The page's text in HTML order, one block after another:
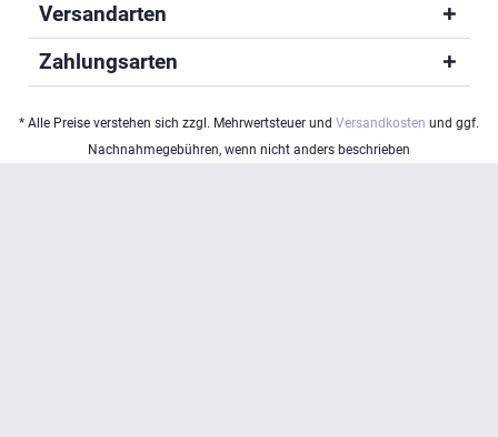
Versandarten
Zahlungsarten
* Alle Preise verstehen sich zzgl. Mehrwertsteuer und Versandkosten und ggf.
Nachnahmegebühren, wenn nicht anders beschrieben